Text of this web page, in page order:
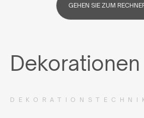
GEHEN SIE ZUM
Dekorationen